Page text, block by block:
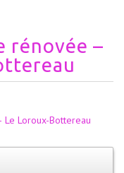
rénovée –
Loroux-Bottereau